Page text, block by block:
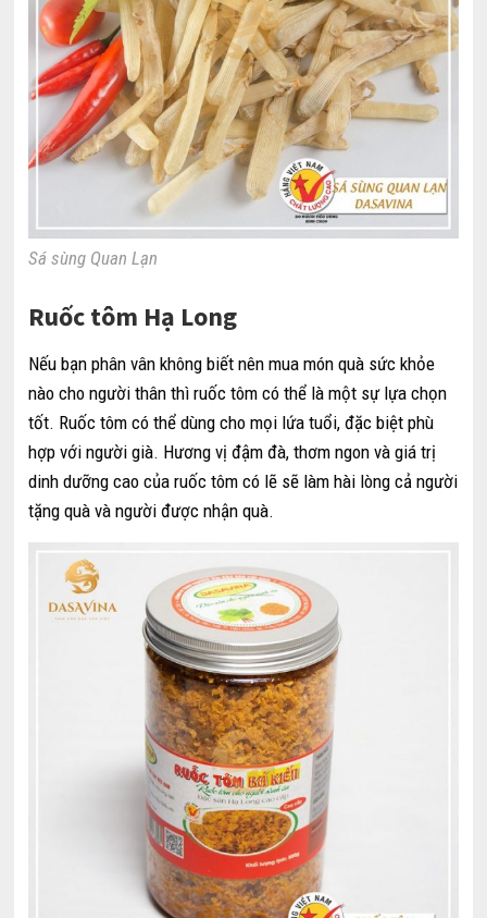
Sá sùng Quan Lạn
Ruốc tôm Hạ Long
Nếu bạn phân vân không biết nên mua món quà sức khỏe
nào cho người thân thì ruốc tôm có thể là một sự lựa chọn
tốt. Ruốc tôm có thể dùng cho mọi lứa tuổi, đặc biệt phù
hợp với người già. Hương vị đậm đà, thơm ngon và giá trị
dinh dưỡng cao của ruốc tôm có lẽ sẽ làm hài lòng cả người
tặng quà và người được nhận quà.